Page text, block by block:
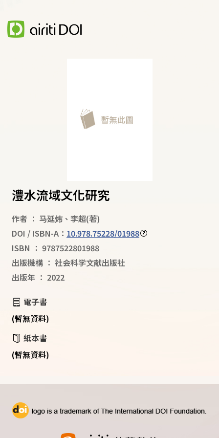
澧水流域文化研究
作者 ： 马延炜 、 李超(著)
DOI / ISBN-A： 10.978.75228/01988
ISBN ： 9787522801988
出版機構 ： 社会科学文献出版社
出版年 ： 2022
電子書
(暫無資料)
紙本書
(暫無資料)